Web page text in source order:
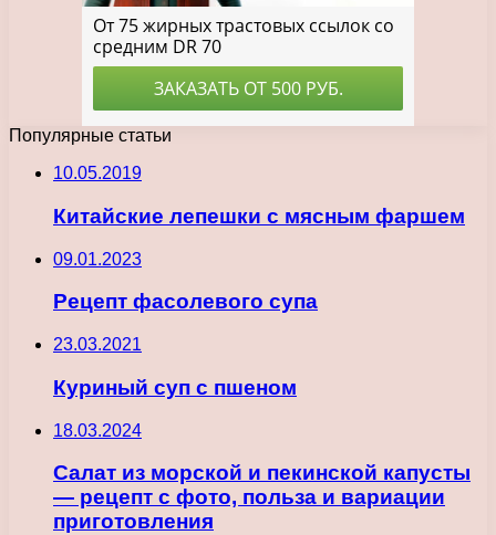
Популярные статьи
10.05.2019
Китайские лепешки с мясным фаршем
09.01.2023
Рецепт фасолевого супа
23.03.2021
Куриный суп с пшеном
18.03.2024
Салат из морской и пекинской капусты
— рецепт с фото, польза и вариации
приготовления